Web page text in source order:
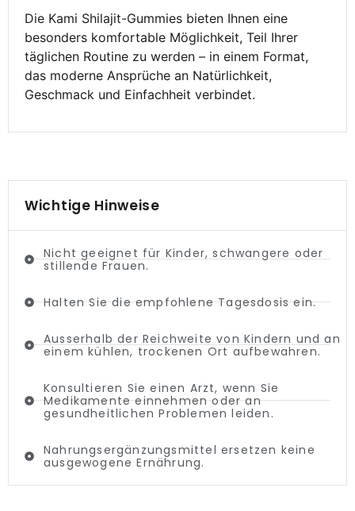
Die Kami Shilajit-Gummies bieten Ihnen eine
besonders komfortable Möglichkeit, Teil Ihrer
täglichen Routine zu werden – in einem Format,
das moderne Ansprüche an Natürlichkeit,
Geschmack und Einfachheit verbindet.
Wichtige Hinweise
Nicht geeignet für Kinder, schwangere oder
stillende Frauen.
Halten Sie die empfohlene Tagesdosis ein.
Ausserhalb der Reichweite von Kindern und an
einem kühlen, trockenen Ort aufbewahren.
Konsultieren Sie einen Arzt, wenn Sie
Medikamente einnehmen oder an
gesundheitlichen Problemen leiden.
Nahrungsergänzungsmittel ersetzen keine
ausgewogene Ernährung.